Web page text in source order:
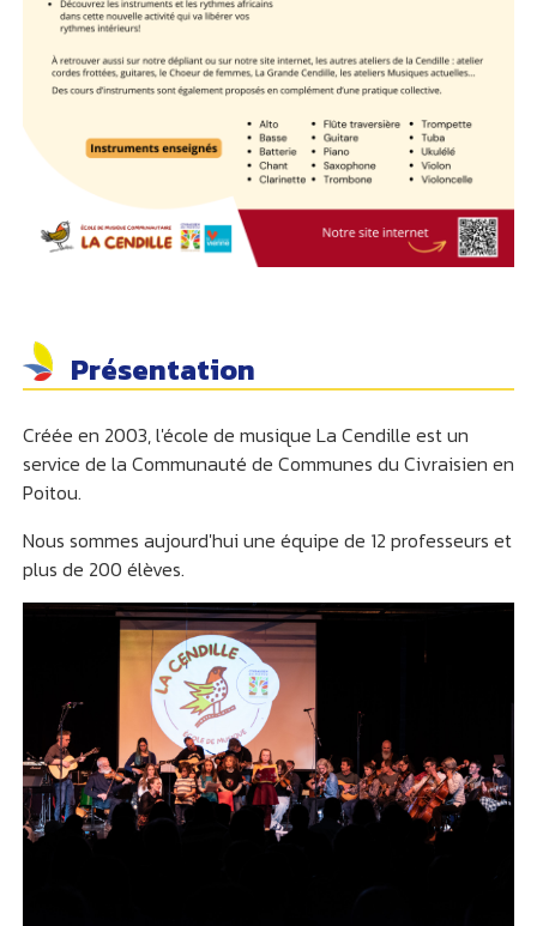
Présentation
Créée en 2003, l'école de musique La Cendille est un
service de la Communauté de Communes du Civraisien en
Poitou.
Nous sommes aujourd'hui une équipe de 12 professeurs et
plus de 200 élèves.